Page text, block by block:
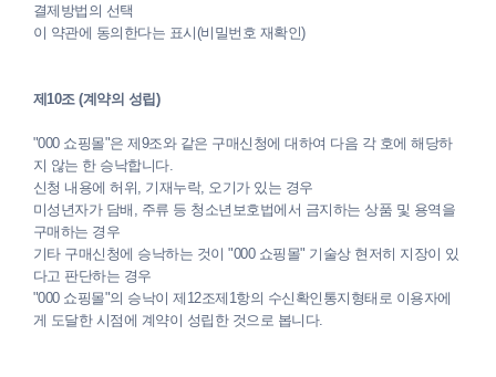
결제방법의 선택
이 약관에 동의한다는 표시(비밀번호 재확인)
제10조 (계약의 성립)
"000 쇼핑몰"은 제9조와 같은 구매신청에 대하여 다음 각 호에 해당하
지 않는 한 승낙합니다.
신청 내용에 허위, 기재누락, 오기가 있는 경우
미성년자가 담배, 주류 등 청소년보호법에서 금지하는 상품 및 용역을
구매하는 경우
기타 구매신청에 승낙하는 것이 "000 쇼핑몰" 기술상 현저히 지장이 있
다고 판단하는 경우
"000 쇼핑몰"의 승낙이 제12조제1항의 수신확인통지형태로 이용자에
게 도달한 시점에 계약이 성립한 것으로 봅니다.